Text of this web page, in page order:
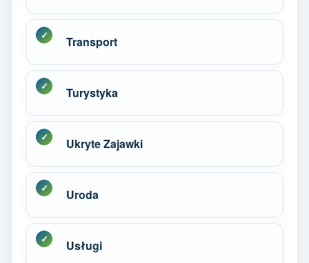
Transport
Turystyka
Ukryte Zajawki
Uroda
Usługi